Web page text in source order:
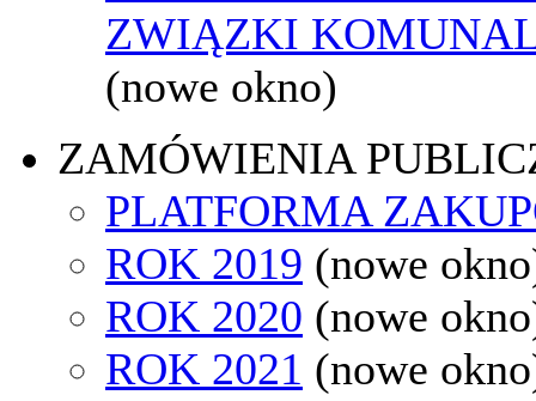
ZWIĄZKI
(nowe okno)
ZAMÓWIENIA
PLATFORMA
ROK 2019 (nowe
ROK 2020 (nowe
ROK 2021 (nowe